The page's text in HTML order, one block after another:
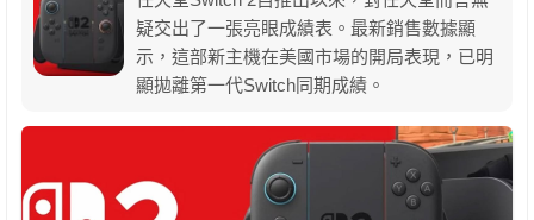
疑交出了一張亮眼成績表。最新銷售數據顯
示，這部新主機在美國市場的開局表現，已明
顯拋離第一代Switch同期成績。